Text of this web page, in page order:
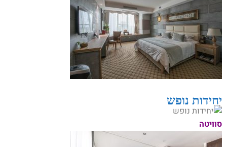
יחידות נופש
סוויטה